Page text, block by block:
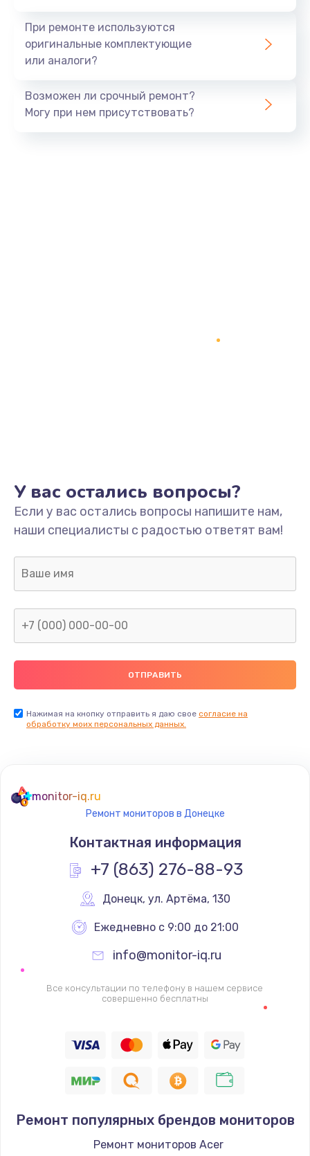
Заказать
1060 руб.
995 руб.
Заказать
Замена шлейфа матрицы
2600 руб.
Замена видеочипа
Ремонт разъема питания
745 руб.
Заказать
Замена видеокарты
1600 руб.
Заказать
Ремонт цепей питания
2500 руб.
Заказать
Замена жесткого диска
Заказать
Установка драйверов
725 руб.
При ремонте используются
оригинальные комплектующие
или аналоги?
Возможен ли срочный ремонт?
Могу при нем присутствовать?
У вас остались вопросы?
Если у вас остались вопросы напишите нам,
наши специалисты с радостью ответят вам!
Нажимая на кнопку отправить я даю свое согласие на
обработку моих персональных данных.
monitor-iq.ru
Ремонт мониторов в Донецке
Контактная информация
+7 (863) 276-88-93
Донецк, ул. Артёма, 130
Ежедневно с 9:00 до 21:00
info@monitor-iq.ru
Все консультации по телефону в нашем сервисе
совершенно бесплатны
Ремонт популярных брендов мониторов
Ремонт мониторов Acer